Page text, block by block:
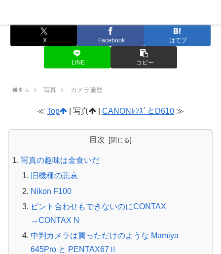
X Facebook はてブ
LINE コピー
ﾎｰﾑ 写真 カメラ遍歴
≪ Top | 写真 CANONﾚﾝｽﾞとD610 ≫
目次
写真の趣味は金食いだ
旧機種の悲哀
Nikon F100
ピント合わせもできないのにCONTAX
→CONTAX N
中判カメラは買っただけのような Mamiya
645Pro と PENTAX67Ⅱ